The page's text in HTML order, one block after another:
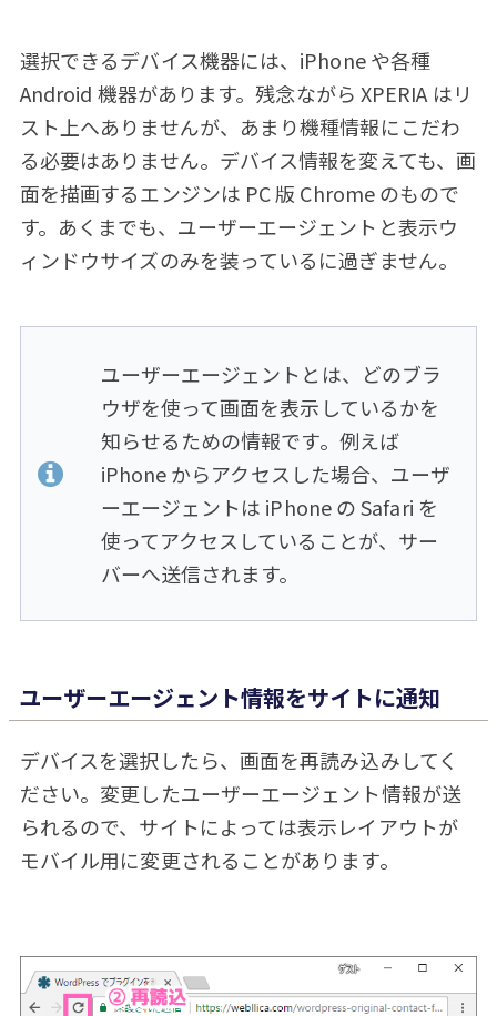
選択できるデバイス機器には、iPhone や各種
Android 機器があります。残念ながら XPERIA はリ
スト上へありませんが、あまり機種情報にこだわ
る必要はありません。デバイス情報を変えても、画
面を描画するエンジンは PC 版 Chrome のもので
す。あくまでも、ユーザーエージェントと表示ウ
ィンドウサイズのみを装っているに過ぎません。
ユーザーエージェントとは、どのブラ
ウザを使って画面を表示しているかを
知らせるための情報です。例えば
iPhone からアクセスした場合、ユーザ
ーエージェントは iPhone の Safari を
使ってアクセスしていることが、サー
バーへ送信されます。
ユーザーエージェント情報をサイトに通知
デバイスを選択したら、画面を再読み込みしてく
ださい。変更したユーザーエージェント情報が送
られるので、サイトによっては表示レイアウトが
モバイル用に変更されることがあります。